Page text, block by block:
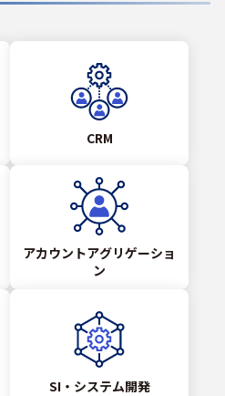
CRM
アカウントアグリゲーショ
ン
SI・システム開発